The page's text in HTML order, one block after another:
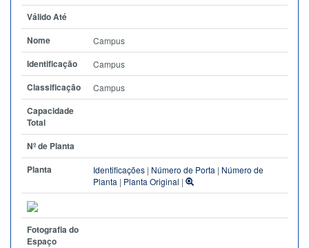
Válido Até
Nome
Campus
Identificação Campus
Classificação Campus
Capacidade
Total
Nº de Planta
Planta
Identificações | Número de Porta | Número de
Planta | Planta Original |
Fotografia do
Espaço